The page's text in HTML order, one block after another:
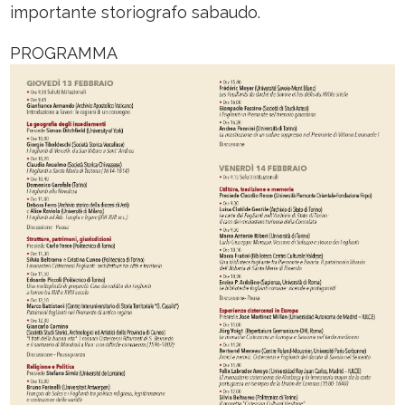
importante storiografo sabaudo.
PROGRAMMA